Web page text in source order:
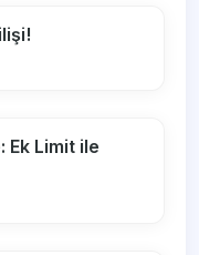
Ek Limit ile